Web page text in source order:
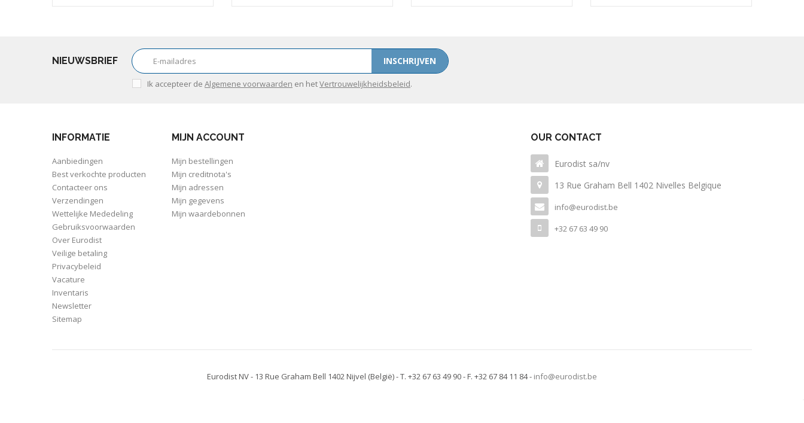
NIEUWSBRIEF INSCHRIJVEN
Ik accepteer de Algemene voorwaarden en hetVertrouwelijkheidsbeleid.
INFORMATIE
Aanbiedingen
Best verkochte producten
Contacteer ons
Verzendingen
Wettelijke Mededeling
Gebruiksvoorwaarden
Over Eurodist
Veilige betaling
Privacybeleid
Vacature
Inventaris
Newsletter
Sitemap
MIJN ACCOUNT
Mijn bestellingen
Mijn creditnota's
Mijn adressen
Mijn gegevens
Mijn waardebonnen
OUR CONTACT
Eurodist sa/nv
13 Rue Graham Bell 1402 Nivelles Belgique
info@eurodist.be
+32 67 63 49 90
Eurodist NV - 13 Rue Graham Bell 1402 Nijvel (België)- T. +32 67 63 49 90 - F. +32 67 84 11 84 - info@eurodist.be